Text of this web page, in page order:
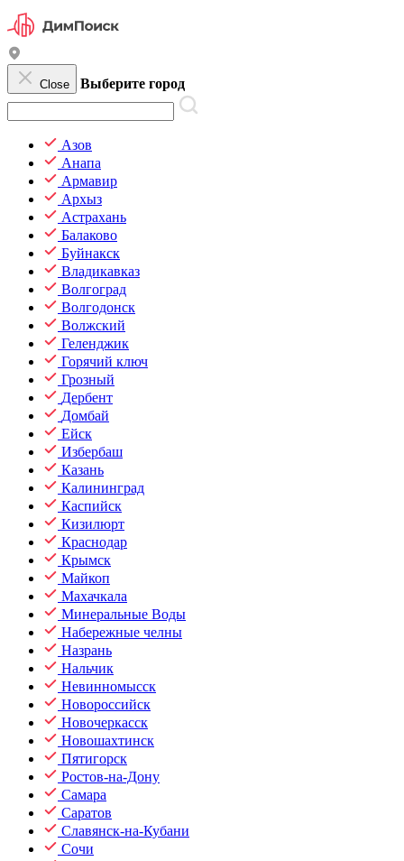
Close Выберите город
Азов
Анапа
Армавир
Архыз
Астрахань
Балаково
Буйнакск
Владикавказ
Волгоград
Волгодонск
Волжский
Геленджик
Горячий ключ
Грозный
Дербент
Домбай
Ейск
Избербаш
Казань
Калининград
Каспийск
Кизилюрт
Краснодар
Крымск
Майкоп
Махачкала
Минеральные Воды
Набережные челны
Назрань
Нальчик
Невинномысск
Новороссийск
Новочеркасск
Новошахтинск
Пятигорск
Ростов-на-Дону
Самара
Саратов
Славянск-на-Кубани
Сочи